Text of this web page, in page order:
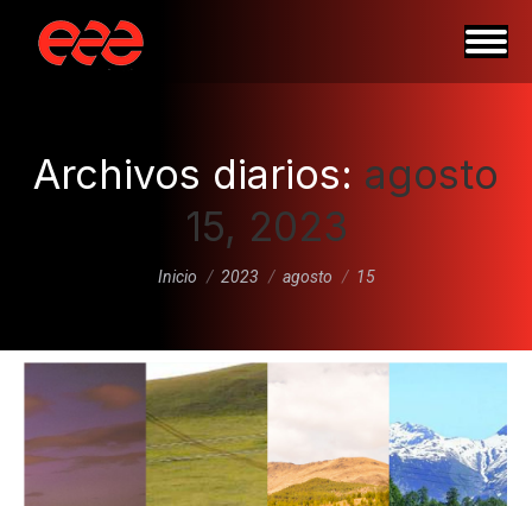
Archivos diarios: agosto
15, 2023
Estás aquí:
Inicio 2023 agosto 15